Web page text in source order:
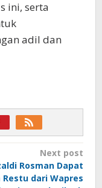
ini, serta
adil dan
Next post
Rosman Dapat
Restu dari Wapres